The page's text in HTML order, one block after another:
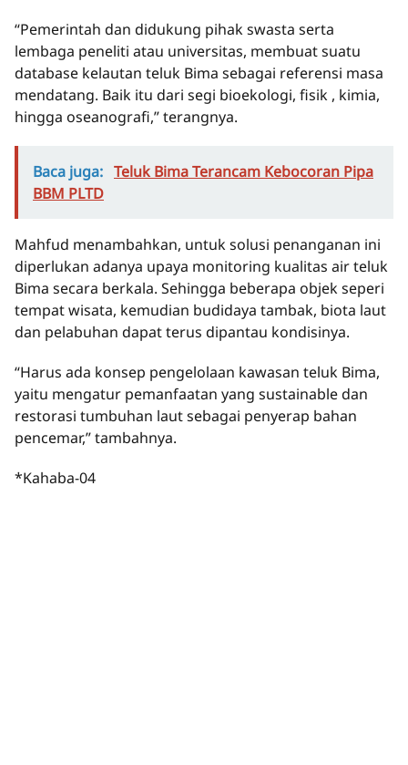
“Pemerintah dan didukung pihak swasta serta
lembaga peneliti atau universitas, membuat suatu
database kelautan teluk Bima sebagai referensi masa
mendatang. Baik itu dari segi bioekologi, fisik , kimia,
hingga oseanografi,” terangnya.
Baca juga: Teluk Bima Terancam Kebocoran Pipa
BBM PLTD
Mahfud menambahkan, untuk solusi penanganan ini
diperlukan adanya upaya monitoring kualitas air teluk
Bima secara berkala. Sehingga beberapa objek seperi
tempat wisata, kemudian budidaya tambak, biota laut
dan pelabuhan dapat terus dipantau kondisinya.
“Harus ada konsep pengelolaan kawasan teluk Bima,
yaitu mengatur pemanfaatan yang sustainable dan
restorasi tumbuhan laut sebagai penyerap bahan
pencemar,” tambahnya.
*Kahaba-04